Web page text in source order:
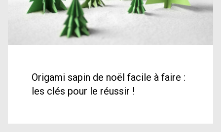
Origami sapin de noël facile à faire :
les clés pour le réussir !